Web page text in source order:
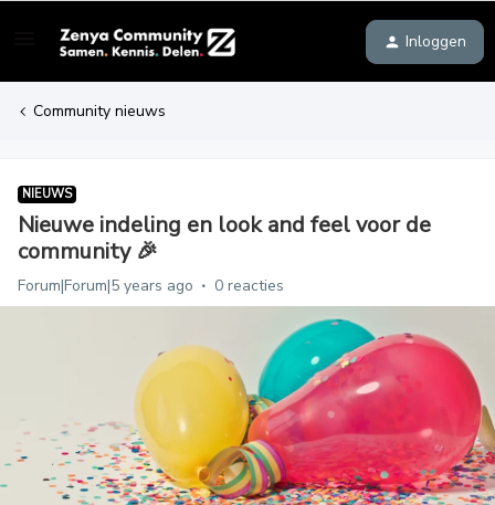
Inloggen
Community nieuws
NIEUWS
Nieuwe indeling en look and feel voor de
community 🎉
Forum|Forum|5 years ago 0 reacties